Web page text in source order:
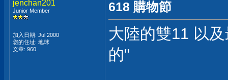
jenchan201
Junior Member
加入日期: Jul 2000
您的住址: 地球
文章: 960
618 購物節
大陸的雙11 以
的"